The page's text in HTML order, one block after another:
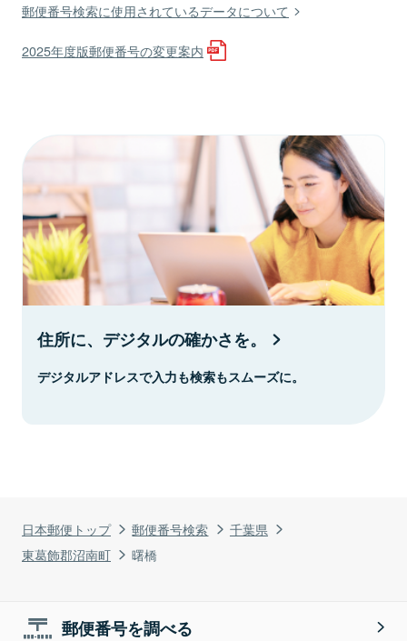
日本郵便トップ 郵便番号検索
千葉県
東葛飾郡沼南町
曙橋
郵便番号検索に使用されているデータについて
2025年度版郵便番号の変更案内
住所に、デジタルの確かさを。
デジタルアドレスで入力も検索もスムーズに。
郵便番号を調べる